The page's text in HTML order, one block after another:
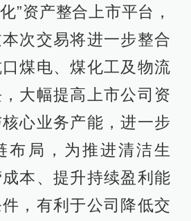
”资产整合上市平台，
次交易将进一步整合
煤电、煤化工及物流
大幅提高上市公司资
心业务产能，进一步
布局，为推进清洁生
本、提升持续盈利能
，有利于公司降低交